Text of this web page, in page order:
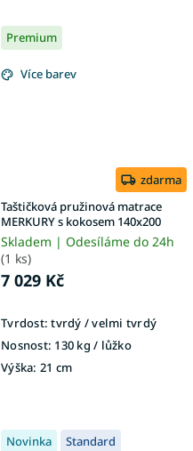
Premium
Více barev
zdarma
Taštičková pružinová matrace
MERKURY s kokosem 140x200
Skladem | Odesíláme do 24h
(1 ks)
7 029 Kč
Tvrdost: tvrdý / velmi tvrdý
Nosnost: 130 kg​​​​​ / lůžko
Výška: 21 cm
Novinka Standard